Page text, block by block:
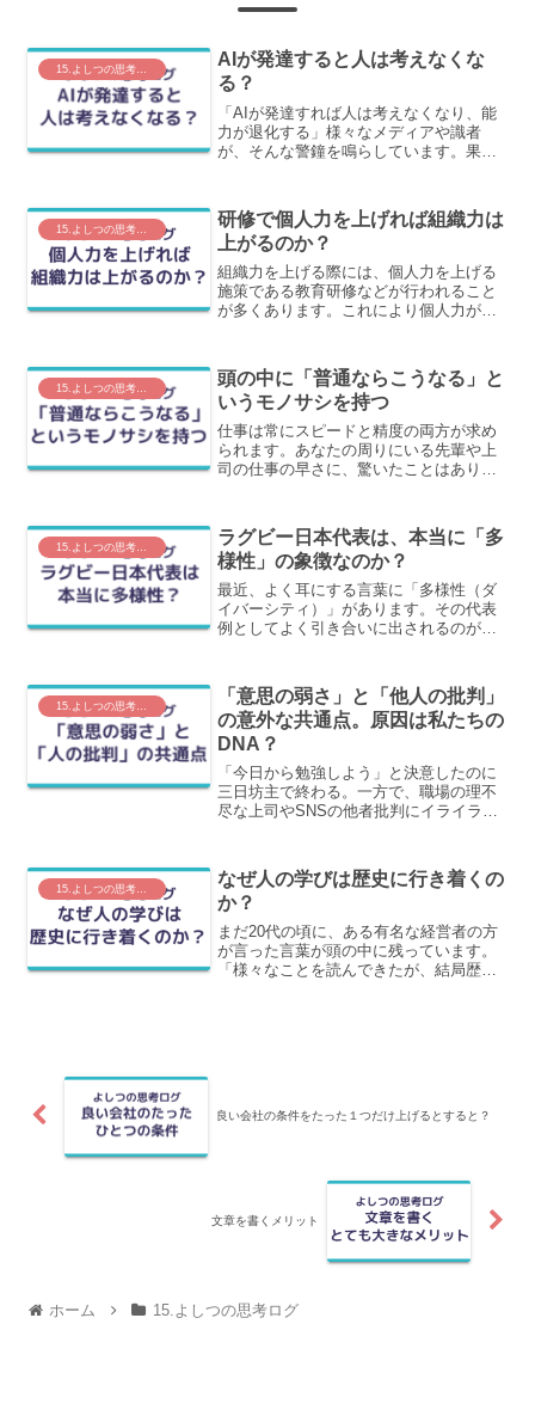
15.よしつの思考ログ
AIが発達すると人は考えなくな
る？
「AIが発達すれば人は考えなくなり、能
力が退化する」様々なメディアや識者
が、そんな警鐘を鳴らしています。果た
れる実は、この数十年の間にも、新しい
技術が出るたびに同じことが...
15.よしつの思考ログ
研修で個人力を上げれば組織力は
上がるのか？
組織力を上げる際には、個人力を上げる
施策である教育研修などが行われること
が多くあります。これにより個人力が上
が上がれば、組織力は『必ず』上がるの
でしょうか？答えは、必ず...
15.よしつの思考ログ
頭の中に「普通ならこうなる」と
いうモノサシを持つ
仕事は常にスピードと精度の両方が求め
られます。あなたの周りにいる先輩や上
司の仕事の早さに、驚いたことはありま
付けられがちです。しかし、その正体は
もっと具体的です。仕事が...
15.よしつの思考ログ
ラグビー日本代表は、本当に「多
様性」の象徴なのか？
最近、よく耳にする言葉に「多様性（ダ
イバーシティ）」があります。その代表
例としてよく引き合いに出されるのが、
を着て日本代表として一丸となって戦う
姿。確かに、一見すると「...
15.よしつの思考ログ
「意思の弱さ」と「他人の批判」
の意外な共通点。原因は私たちの
DNA？
「今日から勉強しよう」と決意したのに
三日坊主で終わる。一方で、職場の理不
尽な上司やSNSの他者批判にイライラが
です。結論から言うと、私たちは数万年
前の「初期設定（古い...
15.よしつの思考ログ
なぜ人の学びは歴史に行き着くの
か？
まだ20代の頃に、ある有名な経営者の方
が言った言葉が頭の中に残っています。
「様々なことを読んできたが、結局歴史
良い会社の条件をたった１つだけ上げるとすると？
文章を書くメリット
ホーム 15.よしつの思考ログ